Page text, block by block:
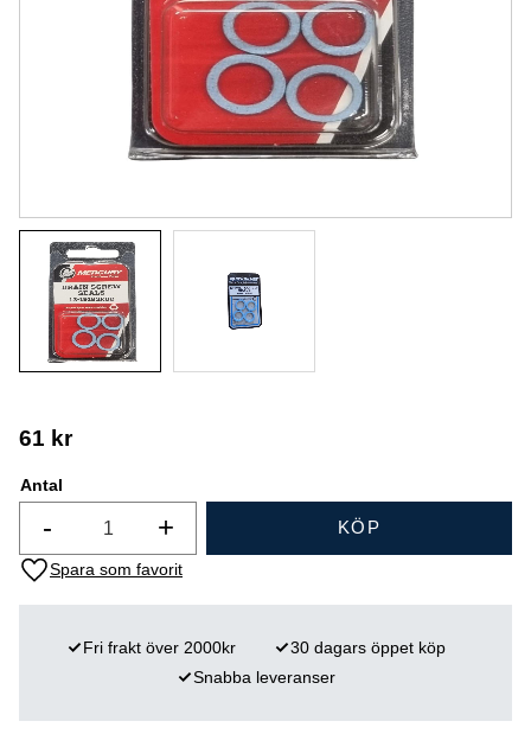
61 kr
Antal
+
- KÖP
Lägg till i favoriter
Fri frakt över 2000kr
30 dagars öppet köp
Snabba leveranser